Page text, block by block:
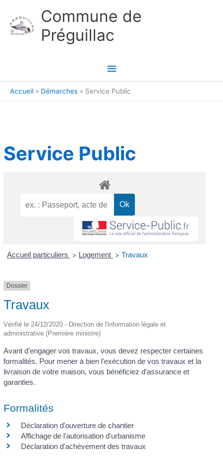
Commune de
Préguillac
Menu
principal
Accueil Démarches Service Public
Service Public
Accueil particuliers > Logement > Travaux
Dossier
Travaux
Vérifié le 24/12/2020 - Direction de l'information légale et
administrative (Première ministre)
Avant d'engager vos travaux, vous devez respecter certaines
formalités. Pour mener à bien l'exécution de vos travaux et la
livraison de votre maison, vous bénéficiez d'assurance et
garanties.
Formalités
Déclaration d'ouverture de chantier
Affichage de l'autorisation d'urbanisme
Déclaration d'achèvement des travaux